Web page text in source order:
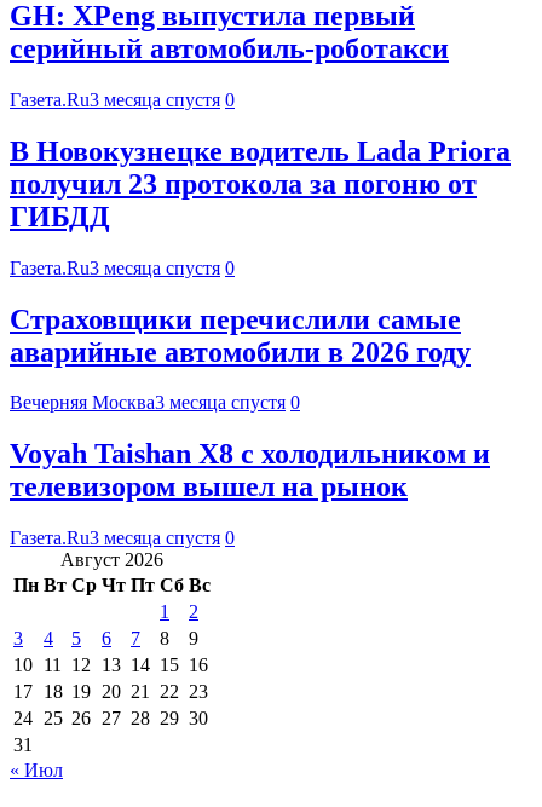
GH: XPeng выпустила первый
серийный автомобиль-роботакси
Газета.Ru3 месяца спустя 0
В Новокузнецке водитель Lada Priora
получил 23 протокола за погоню от
ГИБДД
Газета.Ru3 месяца спустя 0
Страховщики перечислили самые
аварийные автомобили в 2026 году
Вечерняя Москва3 месяца спустя 0
Voyah Taishan X8 с холодильником и
телевизором вышел на рынок
Газета.Ru3 месяца спустя 0
Август 2026
Пн Вт Ср Чт Пт Сб Вс
1
2
3
4 5 6 7 8
9
10 11 12 13 14 15 16
17 18 19 20 21 22 23
24 25 26 27 28 29 30
31
« Июл